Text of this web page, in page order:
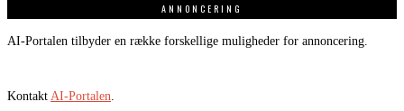
ANNONCERING
AI-Portalen tilbyder en række forskellige muligheder for annoncering.
Kontakt AI-Portalen